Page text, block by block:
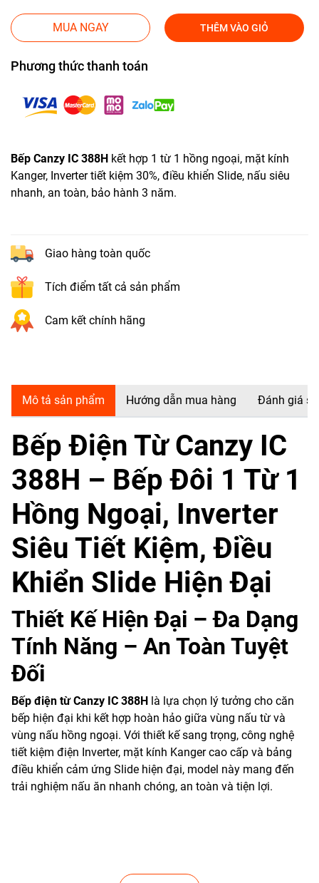
MUA NGAY THÊM VÀO GIỎ
Phương thức thanh toán
Bếp Canzy IC 388H kết hợp 1 từ 1 hồng ngoại, mặt kính
Kanger, Inverter tiết kiệm 30%, điều khiển Slide, nấu siêu
nhanh, an toàn, bảo hành 3 năm.
Giao hàng toàn quốc
Tích điểm tất cả sản phẩm
Cam kết chính hãng
Mô tả sản phẩm Hướng dẫn mua hàng Đánh giá
Bếp Điện Từ Canzy IC
388H – Bếp Đôi 1 Từ 1
Hồng Ngoại, Inverter
Siêu Tiết Kiệm, Điều
Khiển Slide Hiện Đại
Thiết Kế Hiện Đại – Đa Dạng
Tính Năng – An Toàn Tuyệt
Đối
Bếp điện từ Canzy IC 388H
là lựa chọn lý tưởng cho căn
bếp hiện đại khi kết hợp hoàn hảo giữa vùng nấu từ và
vùng nấu hồng ngoại. Với thiết kế sang trọng, công nghệ
tiết kiệm điện Inverter, mặt kính Kanger cao cấp và bảng
điều khiển cảm ứng Slide hiện đại, model này mang đến
trải nghiệm nấu ăn nhanh chóng, an toàn và tiện lợi.